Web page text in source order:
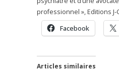
professionnel », Editions J-
Facebook
Articles similaires